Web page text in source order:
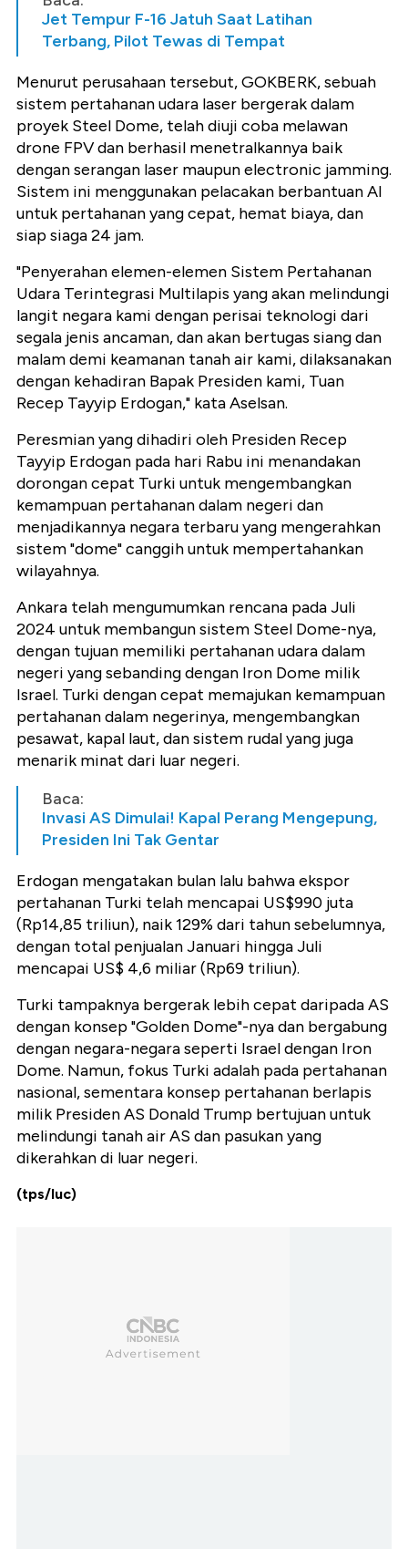
Jet Tempur F-16 Jatuh Saat Latihan
Terbang, Pilot Tewas di Tempat
Menurut perusahaan tersebut, GOKBERK, sebuah
sistem pertahanan udara laser bergerak dalam
proyek Steel Dome, telah diuji coba melawan
drone FPV dan berhasil menetralkannya baik
dengan serangan laser maupun electronic jamming.
Sistem ini menggunakan pelacakan berbantuan AI
untuk pertahanan yang cepat, hemat biaya, dan
siap siaga 24 jam.
"Penyerahan elemen-elemen Sistem Pertahanan
Udara Terintegrasi Multilapis yang akan melindungi
langit negara kami dengan perisai teknologi dari
segala jenis ancaman, dan akan bertugas siang dan
malam demi keamanan tanah air kami, dilaksanakan
dengan kehadiran Bapak Presiden kami, Tuan
Recep Tayyip Erdogan," kata Aselsan.
Peresmian yang dihadiri oleh Presiden Recep
Tayyip Erdogan pada hari Rabu ini menandakan
dorongan cepat Turki untuk mengembangkan
kemampuan pertahanan dalam negeri dan
menjadikannya negara terbaru yang mengerahkan
sistem "dome" canggih untuk mempertahankan
wilayahnya.
Ankara telah mengumumkan rencana pada Juli
2024 untuk membangun sistem Steel Dome-nya,
dengan tujuan memiliki pertahanan udara dalam
negeri yang sebanding dengan Iron Dome milik
Israel. Turki dengan cepat memajukan kemampuan
pertahanan dalam negerinya, mengembangkan
pesawat, kapal laut, dan sistem rudal yang juga
menarik minat dari luar negeri.
Baca:
Invasi AS Dimulai! Kapal Perang Mengepung,
Presiden Ini Tak Gentar
Erdogan mengatakan bulan lalu bahwa ekspor
pertahanan Turki telah mencapai US$990 juta
(Rp14,85 triliun), naik 129% dari tahun sebelumnya,
dengan total penjualan Januari hingga Juli
mencapai US$ 4,6 miliar (Rp69 triliun).
Turki tampaknya bergerak lebih cepat daripada AS
dengan konsep "Golden Dome"-nya dan bergabung
dengan negara-negara seperti Israel dengan Iron
Dome. Namun, fokus Turki adalah pada pertahanan
nasional, sementara konsep pertahanan berlapis
milik Presiden AS Donald Trump bertujuan untuk
melindungi tanah air AS dan pasukan yang
dikerahkan di luar negeri.
(tps/luc)